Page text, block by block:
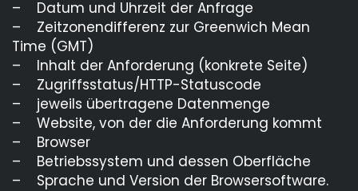
Ausbildungsportal Kulmbach
Datenschutz
– Datum und Uhrzeit der Anfrage
– Zeitzonendifferenz zur Greenwich Mean
Time (GMT)
– Inhalt der Anforderung (konkrete Seite)
– Zugriffsstatus/HTTP-Statuscode
– jeweils übertragene Datenmenge
– Website, von der die Anforderung kommt
– Browser
– Betriebssystem und dessen Oberfläche
– Sprache und Version der Browsersoftware.